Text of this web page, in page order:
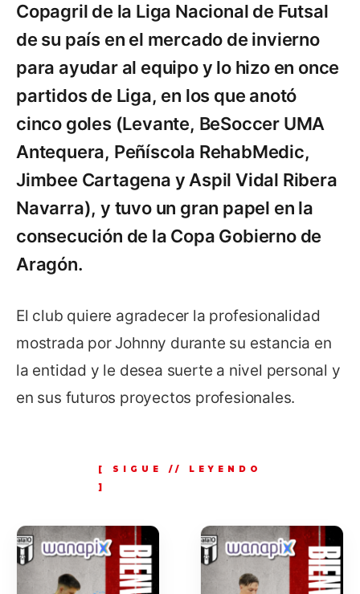
Copagril de la Liga Nacional de Futsal
de su país en el mercado de invierno
para ayudar al equipo y lo hizo en once
partidos de Liga, en los que anotó
cinco goles (Levante, BeSoccer UMA
Antequera, Peñíscola RehabMedic,
Jimbee Cartagena y Aspil Vidal Ribera
Navarra), y tuvo un gran papel en la
consecución de la Copa Gobierno de
Aragón.
El club quiere agradecer la profesionalidad
mostrada por Johnny durante su estancia en
la entidad y le desea suerte a nivel personal y
en sus futuros proyectos profesionales.